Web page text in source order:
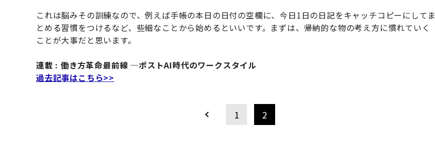
これは脳みその訓練なので、例えば手帳の本日の日付の空欄に、今日1日の日記をキャッチコピーにしてま
とめる習慣をつけるなど、些細なことから始めるといいです。まずは、帰納的な物の考え方に慣れていく
ことが大事だと思います。
連載 : 働き方革命最前線 ─ポストAI時代のワークスタイル
過去記事はこちら>>
1 2